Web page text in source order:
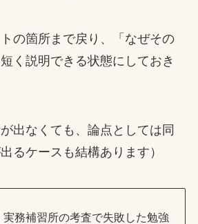
の箇所まで戻り、「なぜその
く説明できる状態にしておき
出なくても、論点としては同
るケースも結構あります）
実務補習所の考査で失敗した勉強